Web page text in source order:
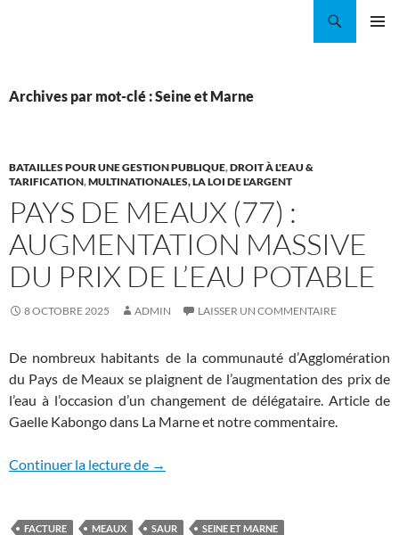
Archives par mot-clé : Seine et Marne
BATAILLES POUR UNE GESTION PUBLIQUE,DROIT À L'EAU &
TARIFICATION,MULTINATIONALES, LA LOI DE L'ARGENT
PAYS DE MEAUX (77) :
AUGMENTATION MASSIVE
DU PRIX DE L’EAU POTABLE
8 OCTOBRE 2025 ADMIN LAISSER UN COMMENTAIRE
De nombreux habitants de la communauté d’Agglomération
du Pays de Meaux se plaignent de l’augmentation des prix de
l’eau à l’occasion d’un changement de délégataire. Article de
Gaelle Kabongo dans La Marne et notre commentaire.
Continuer la lecture de Pays de Meaux (77) : augmentation
→
FACTURE MEAUX SAUR SEINE ET MARNE